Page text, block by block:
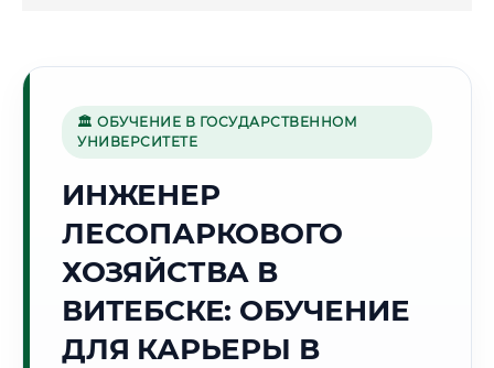
промышленность"
Г. ВИТЕБСК
Точное местное время:
05:43:37
Понедельник, 10 Августа
🏛 ОБУЧЕНИЕ В ГОСУДАРСТВЕННОМ
УНИВЕРСИТЕТЕ
ИНЖЕНЕР
ЛЕСОПАРКОВОГО
ХОЗЯЙСТВА В
ВИТЕБСКЕ: ОБУЧЕНИЕ
ДЛЯ КАРЬЕРЫ В